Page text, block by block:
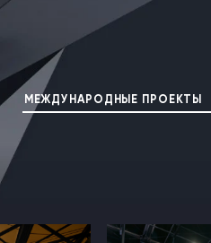
МЕЖДУНАРОДНЫЕ ПРОЕКТЫ